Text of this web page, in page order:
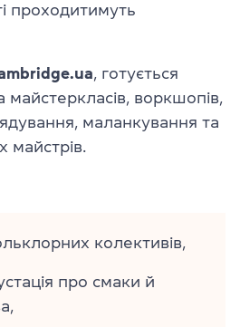
проходитимуть
, готується
майстеркласів, воркшопів,
маланкування та
майстрів.
колективів,
про смаки й